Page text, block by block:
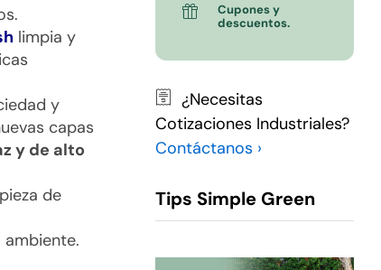
limpia y
y
capas
y de alto
de
Cupones y
descuentos.
¿Necesitas
Cotizaciones Industriales?
Contáctanos ›
Tips Simple Green